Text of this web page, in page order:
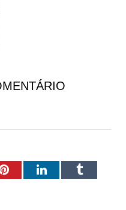
PinterestLinkedInTumblr